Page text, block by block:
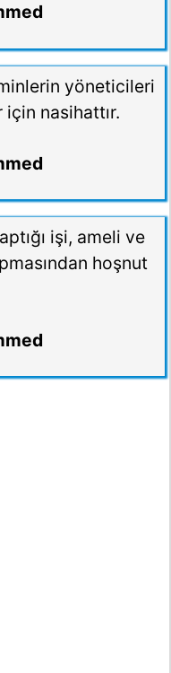
yöneticileri
nasihattır.
işi, ameli ve
hoşnut